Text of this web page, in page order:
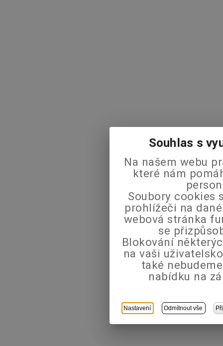
Souhlas s
Na našem webu
které nám
Soubory cookies
prohlížeči na
webová stránka
se
Blokování
na vaši
také
nabídku na
Nastavení Odmítnout vše